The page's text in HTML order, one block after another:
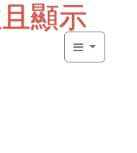
顯示